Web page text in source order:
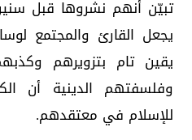
تبيّن أنهم نشروها قبل
يجعل القارئ والمجتمع
يقين تام بتزويرهم
وفلسفتهم الدينية أن
للإسلام في معتقدهم.